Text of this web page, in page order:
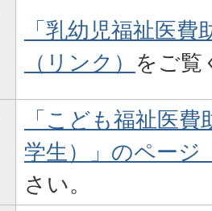
「乳幼児福祉医
（リンク） をご覧
「こども福祉医
学生）」のページ
さい。